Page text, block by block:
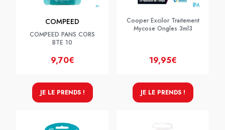
COMPEED
COMPEED PANS CORS
BTE 10
9,70€
JE LE PRENDS !
Cooper Excilor Traitement
Mycose Ongles 3ml3
19,95€
JE LE PRENDS !